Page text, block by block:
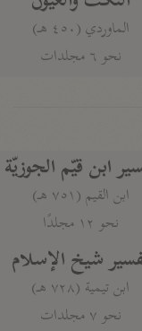
الماوردي (٤٥٠ هـ)
نحو ٦ مجلدات
ابن قيّم الجوزيّة
ابن القيم (٧٥١ هـ)
نحو ١٢ مجلدًا
شيخ الإسلام
ابن تيمية (٧٢٨ هـ)
نحو ٧ مجلدات